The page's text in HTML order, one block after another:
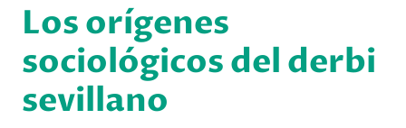
Los orígenes
sociológicos del derbi
sevillano